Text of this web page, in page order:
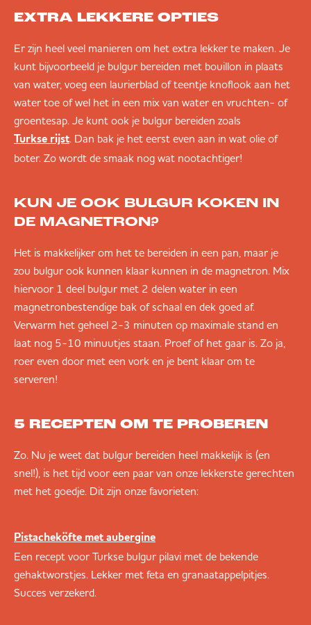
EXTRA LEKKERE OPTIES
Er zijn heel veel manieren om het extra lekker te maken. Je
kunt bijvoorbeeld je bulgur bereiden met bouillon in plaats
van water, voeg een laurierblad of teentje knoflook aan het
water toe of wel het in een mix van water en vruchten- of
groentesap. Je kunt ook je bulgur bereiden zoals
Turkse rijst. Dan bak je het eerst even aan in wat olie of
boter. Zo wordt de smaak nog wat nootachtiger!
KUN JE OOK BULGUR KOKEN IN
DE MAGNETRON?
Het is makkelijker om het te bereiden in een pan, maar je
zou bulgur ook kunnen klaar kunnen in de magnetron. Mix
hiervoor 1 deel bulgur met 2 delen water in een
magnetronbestendige bak of schaal en dek goed af.
Verwarm het geheel 2-3 minuten op maximale stand en
laat nog 5-10 minuutjes staan. Proef of het gaar is. Zo ja,
roer even door met een vork en je bent klaar om te
serveren!
5 RECEPTEN OM TE PROBEREN
Zo. Nu je weet dat bulgur bereiden heel makkelijk is (en
snel!), is het tijd voor een paar van onze lekkerste gerechten
met het goedje. Dit zijn onze favorieten:
Pistacheköfte met aubergine
Een recept voor Turkse bulgur pilavi met de bekende
gehaktworstjes. Lekker met feta en granaatappelpitjes.
Succes verzekerd.